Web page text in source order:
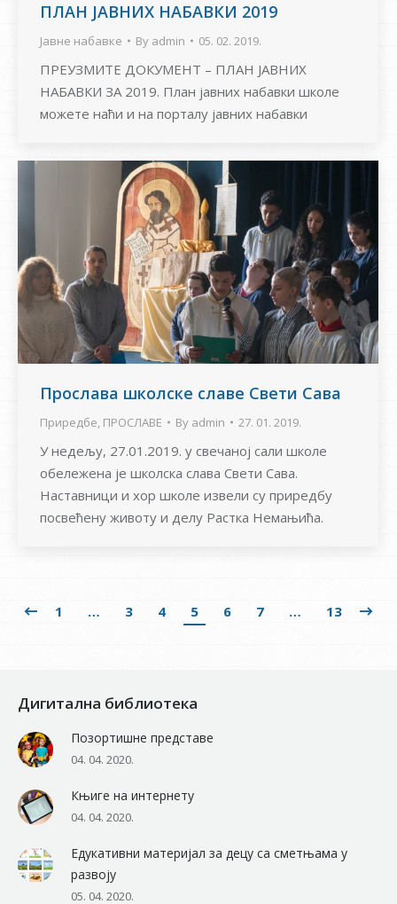
ПЛАН ЈАВНИХ НАБАВКИ 2019
Јавне набавке By admin 05. 02. 2019.
ПРЕУЗМИТЕ ДОКУМЕНТ – ПЛАН ЈАВНИХ
НАБАВКИ ЗА 2019. План јавних набавки школе
можете наћи и на порталу јавних набавки
Прослава школске славе Свети Сава
Приредбе, ПРОСЛАВЕ By admin 27. 01. 2019.
У недељу, 27.01.2019. у свечаној сали школе
обележена је школска слава Свети Сава.
Наставници и хор школе извели су приредбу
посвећену животу и делу Растка Немањића.
1 … 3 4 5 6 7 … 13
Дигитална библиотека
Позортишне представе
04. 04. 2020.
Књиге на интернету
04. 04. 2020.
Едукативни материјал за децу са сметњама у
развоју
05. 04. 2020.